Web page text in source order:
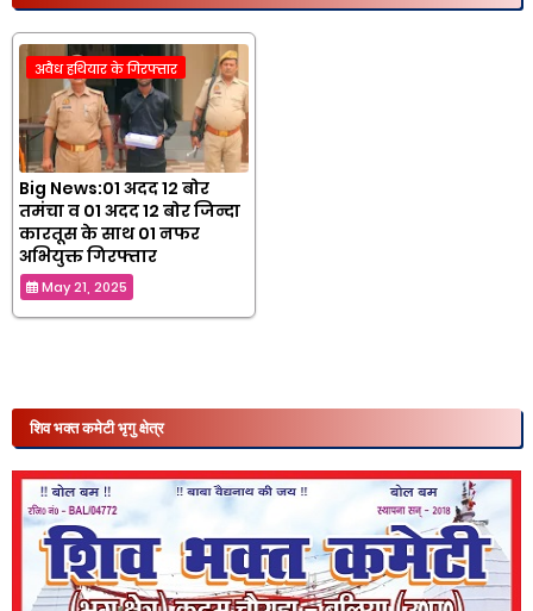
अवैध हथियार के गिरफ्तार
Big News:01 अदद 12 बोर
तमंचा व 01 अदद 12 बोर जिन्दा
कारतूस के साथ 01 नफर
अभियुक्त गिरफ्तार
May 21, 2025
शिव भक्त कमेटी भृगु क्षेत्र